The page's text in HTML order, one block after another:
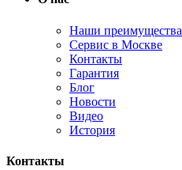
Наши преимущества
Сервис в Москве
Контакты
Гарантия
Блог
Новости
Видео
История
Контакты